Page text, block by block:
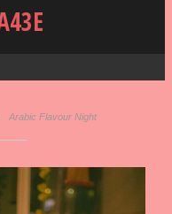
Arabic Flavour Night